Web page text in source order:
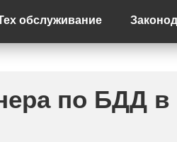
обслуживание
по БДД в